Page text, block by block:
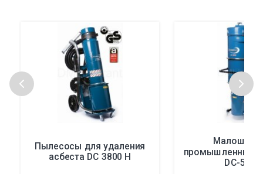
Пылесосы для удаления
асбеста DC 3800 H
промышленные
DС-5800I